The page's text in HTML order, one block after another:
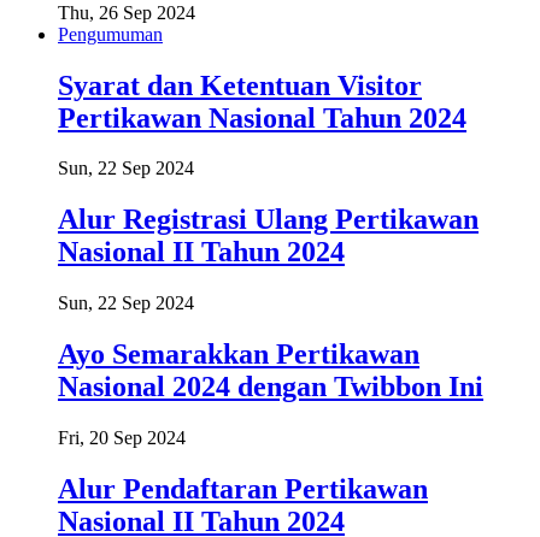
Thu, 26 Sep 2024
Pengumuman
Syarat dan Ketentuan Visitor
Pertikawan Nasional Tahun 2024
Sun, 22 Sep 2024
Alur Registrasi Ulang Pertikawan
Nasional II Tahun 2024
Sun, 22 Sep 2024
Ayo Semarakkan Pertikawan
Nasional 2024 dengan Twibbon Ini
Fri, 20 Sep 2024
Alur Pendaftaran Pertikawan
Nasional II Tahun 2024